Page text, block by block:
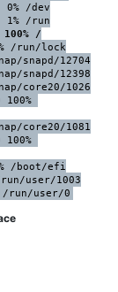
/dev
/
/run/lock
snapd/12704
snapd/12398
core20/1026
core20/1081
/boot/efi
user/1003
run/user/0